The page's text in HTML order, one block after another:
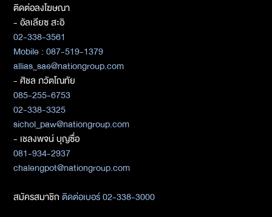
ติดต่อลงโฆษณา
- อัลเลียซ สะอิ
02-338-3561
Mobile : 087-519-1379
allias_sae@nationgroup.com
- ศิชล ภวัตโณทัย
085-255-6753
02-338-3325
sichol_paw@nationgroup.com
- เชลงพจน์ บุญซื่อ
081-934-2937
chalengpot@nationgroup.com
สมัครสมาชิกติดต่อเบอร์ 02-338-3000